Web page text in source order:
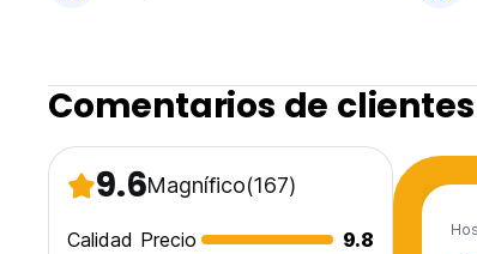
Comentarios de clientes
9.6Magnífico(167)
Calidad Precio
9.8